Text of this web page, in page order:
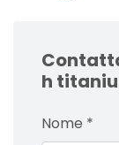
h
Nome *